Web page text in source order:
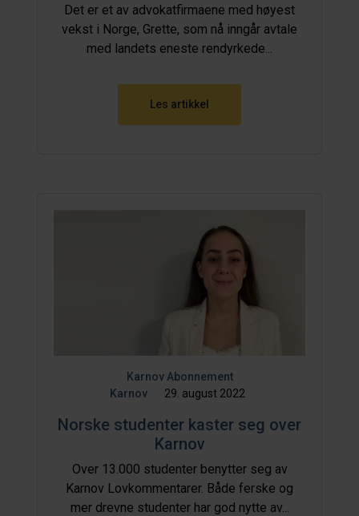
Det er et av advokatfirmaene med høyest
vekst i Norge, Grette, som nå inngår avtale
med landets eneste rendyrkede...
Les artikkel
Karnov Abonnement
Karnov
29. august 2022
Norske studenter kaster seg over
Karnov
Over 13.000 studenter benytter seg av
Karnov Lovkommentarer. Både ferske og
mer drevne studenter har god nytte av...